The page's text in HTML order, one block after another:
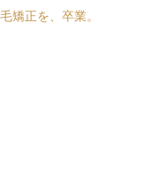
矯正を、卒業。